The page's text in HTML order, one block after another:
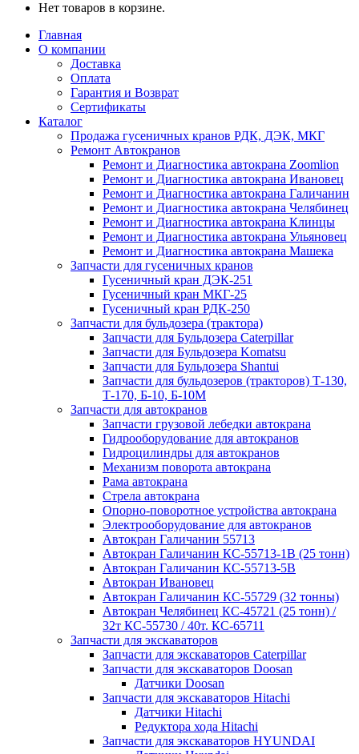
Нет товаров в корзине.
Главная
О компании
Доставка
Оплата
Гарантия и Возврат
Сертификаты
Каталог
Продажа гусеничных кранов РДК, ДЭК, МКГ
Ремонт Автокранов
Ремонт и Диагностика автокрана Zoomlion
Ремонт и Диагностика автокрана Ивановец
Ремонт и Диагностика автокрана Галичанин
Ремонт и Диагностика автокрана Челябинец
Ремонт и Диагностика автокрана Клинцы
Ремонт и Диагностика автокрана Ульяновец
Ремонт и Диагностика автокрана Машека
Запчасти для гусеничных кранов
Гусеничный кран ДЭК-251
Гусеничный кран МКГ-25
Гусеничный кран РДК-250
Запчасти для бульдозера (трактора)
Запчасти для Бульдозера Caterpillar
Запчасти для Бульдозера Komatsu
Запчасти для Бульдозера Shantui
Запчасти для бульдозеров (тракторов) Т-130,
Т-170, Б-10, Б-10М
Запчасти для автокранов
Запчасти грузовой лебедки автокрана
Гидрооборудование для автокранов
Гидроцилиндры для автокранов
Механизм поворота автокрана
Рама автокрана
Стрела автокрана
Опорно-поворотное устройства автокрана
Электрооборудование для автокранов
Автокран Галичанин 55713
Автокран Галичанин КС-55713-1В (25 тонн)
Автокран Галичанин КС-55713-5В
Автокран Ивановец
Автокран Галичанин КС-55729 (32 тонны)
Автокран Челябинец КС-45721 (25 тонн) /
32т КС-55730 / 40т. КС-65711
Запчасти для экскаваторов
Запчасти для экскаваторов Caterpillar
Запчасти для экскаваторов Doosan
Датчики Doosan
Запчасти для экскаваторов Hitachi
Датчики Hitachi
Редуктора хода Hitachi
Запчасти для экскаваторов HYUNDAI